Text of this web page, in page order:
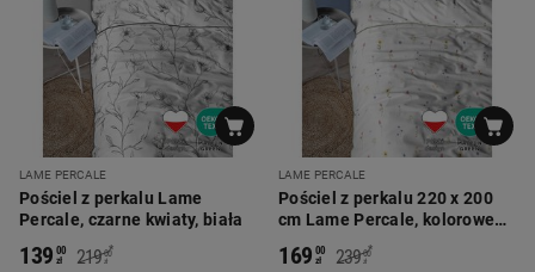
LAME PERCALE
Pościel z perkalu Lame
Percale, czarne kwiaty, biała
139 00
zł 219 00
zł
*
LAME PERCALE
Pościel z perkalu 220 x 200
cm Lame Percale, kolorowe
kwiatki, biała
169 00
zł 239 00
zł
*